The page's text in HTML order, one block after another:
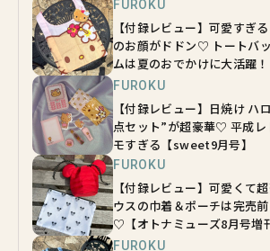
FUROKU
【付録レビュー】可愛すぎ
のお顔がドドン♡ トートバ
ムは夏のおでかけに大活躍
刊】
FUROKU
【付録レビュー】日焼け ハ
点セット”が超豪華♡ 平成レ
モすぎる【sweet9月号】
FUROKU
【付録レビュー】可愛くて
ウスの巾着＆ポーチは完売
♡【オトナミューズ8月号増
FUROKU